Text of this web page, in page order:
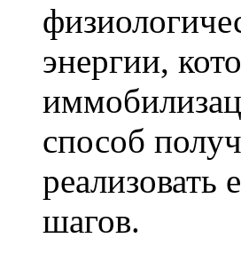
энергии,
способ
реализовать
шагов.